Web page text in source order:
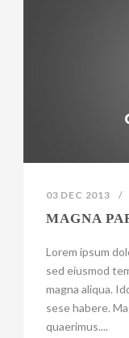
03 DEC 2013 /
MAGNA
Lorem ipsum
sed eiusmod
magna aliqua.
sese habere.
quaerimus....